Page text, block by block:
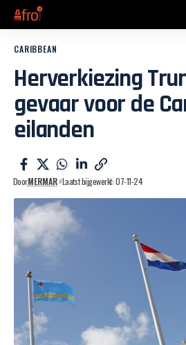
CARIBBEAN
Herverkiezing
gevaar voor de
eilanden
DoorMERMAR Laatst bijgewerkt: 07-11-24